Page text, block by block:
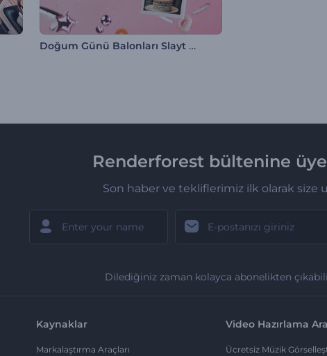
Doğum Günü Balonları Slayt Gösterisi
Renderforest bültenine
Son haber ve tekliflerimiz ilk olarak size
Dilediğiniz zaman kolayca abonelikten
Kaynaklar
Markalaştırma Araçları
Video Hazırlama
Ücretsiz Müzik